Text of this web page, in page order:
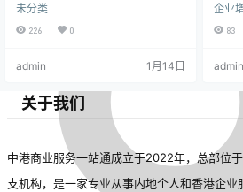
量：1G FTP账呢：1个 IP地址：1个
数据库：2个
未分类
226 0
admin 1月14日
P账
个
企业
83
admin
关于我们
中港商业服务一站通成立于2022年，总部位
支机构，是一家专业从事内地个人和香港企